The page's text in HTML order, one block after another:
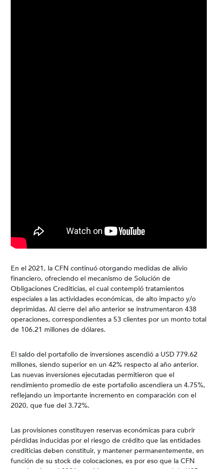
En el 2021, la CFN continuó otorgando medidas de alivio
financiero, ofreciendo el mecanismo de Solución de
Obligaciones Crediticias, el cual contempló tratamientos
especiales a las actividades económicas, de alto impacto y/o
deprimidas. Al cierre del año anterior se instrumentaron 438
operaciones, correspondientes a 53 clientes por un monto total
de 106.21 millones de dólares.
El saldo del portafolio de inversiones ascendió a USD 779.62
millones, siendo superior en un 42% respecto al año anterior.
Las nuevas inversiones ejecutadas permitieron que el
rendimiento promedio de este portafolio ascendiera un 4.75%,
reflejando un importante incremento en comparación con el
2020, que fue del 3.72%.
Las provisiones constituyen reservas económicas para cubrir
pérdidas inducidas por el riesgo de crédito que las entidades
crediticias deben constituir, y mantener permanentemente, en
función de su stock de colocaciones, es por eso que la CFN